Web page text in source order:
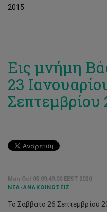
2015
Eις μνήμη
23
Σεπτεμβρίου
Mon Oct 05 09:49:00 EEST 2020
ΝΈΑ-ΑΝΑΚΟΙΝΏΣΕΙΣ
Το Σάββατο 26 Σεπτεμβρίου